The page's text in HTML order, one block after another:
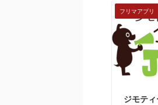
フリマアプリ
ジモテ